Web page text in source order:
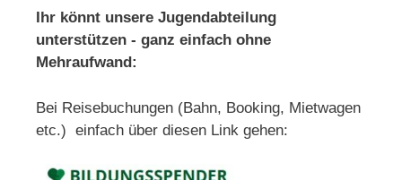
Ihr könnt unsere Jugendabteilung
unterstützen - ganz einfach ohne
Mehraufwand:
Bei Reisebuchungen (Bahn, Booking, Mietwagen
etc.) einfach über diesen Link gehen: